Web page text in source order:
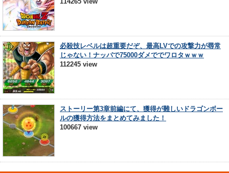
必殺技レベルは超重要だぞ、最高LVでの攻撃力が尋常
じゃない！ナッパで75000ダメででワロタｗｗｗ
112245 view
ストーリー第3章前編にて、獲得が難しいドラゴンボー
ルの獲得方法をまとめてみました！
100667 view